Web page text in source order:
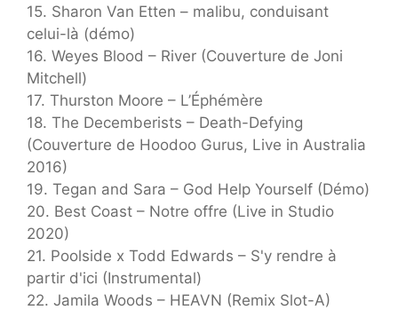
15. Sharon Van Etten – malibu, conduisant
celui-là (démo)
16. Weyes Blood – River (Couverture de Joni
Mitchell)
17. Thurston Moore – L’Éphémère
18. The Decemberists – Death-Defying
(Couverture de Hoodoo Gurus, Live in Australia
2016)
19. Tegan and Sara – God Help Yourself (Démo)
20. Best Coast – Notre offre (Live in Studio
2020)
21. Poolside x Todd Edwards – S'y rendre à
partir d'ici (Instrumental)
22. Jamila Woods – HEAVN (Remix Slot-A)